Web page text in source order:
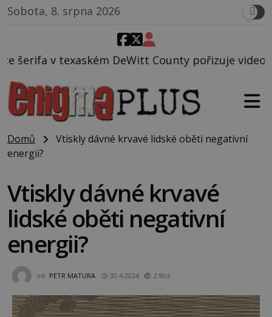
Sobota, 8. srpna 2026
DeWitt County pořizuje video, na kterém před
Domů
Vtiskly dávné krvavé lidské oběti negativní
energii?
Vtiskly dávné krvavé
lidské oběti negativní
energii?
od PETR MATURA 30.4.2024 2.9tis